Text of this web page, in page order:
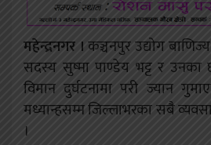
महेन्द्रनगर ।कञ्चनपुर उद्योग
सदस्य सुष्मा पाण्डेय भट्ट र उनका
विमान दुर्घटनामा परी ज्यान
मध्यान्हसम्म जिल्लाभरका सबै
।